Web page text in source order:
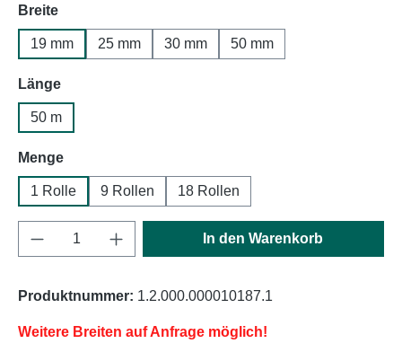
Breiteauswählen
19 mm 25 mm 30 mm 50 mm
Längeauswählen
50 m
Mengeauswählen
1 Rolle 9 Rollen 18 Rollen
Produkt Anzahl: Gib den gewünschten
In den Warenkorb
Produktnummer: 1.2.000.000010187.1
Weitere Breiten auf Anfrage möglich!